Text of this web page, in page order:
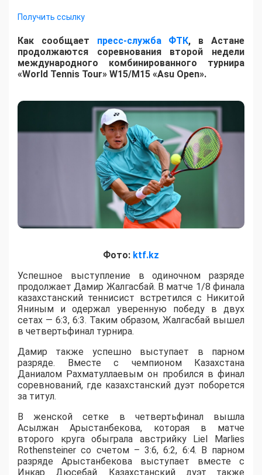
Получить ссылку
Как сообщает пресс-служба ФТК, в Астане
продолжаются соревнования второй недели
международного комбинированного турнира
«World Tennis Tour» W15/M15 «Asu Open».
Фото: ktf.kz
Успешное выступление в одиночном разряде
продолжает Дамир Жалгасбай. В матче 1/8 финала
казахстанский теннисист встретился с Никитой
Яниным и одержал уверенную победу в двух
сетах — 6:3, 6:3. Таким образом, Жалгасбай вышел
в четвертьфинал турнира.
Дамир также успешно выступает в парном
разряде. Вместе с чемпионом Казахстана
Даниалом Рахматуллаевым он пробился в финал
соревнований, где казахстанский дуэт поборется
за титул.
В женской сетке в четвертьфинал вышла
Асылжан Арыстанбекова, которая в матче
второго круга обыграла австрийку Liel Marlies
Rothensteiner со счетом – 3:6, 6:2, 6:4. В парном
разряде Арыстанбекова выступает вместе с
Инкар Дюсебай. Казахстанский дуэт также